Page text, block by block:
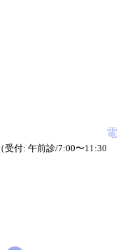
電
（受付: 午前診/7:00〜11:30